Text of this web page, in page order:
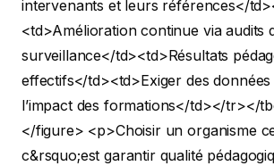
intervenants et leurs références</
<td>Amélioration continue via audits
surveillance</td><td>Résultats
effectifs</td><td>Exiger des
l’impact des formations</td></tr></
</figure> <p>Choisir un organisme
c&rsquo;est garantir qualité